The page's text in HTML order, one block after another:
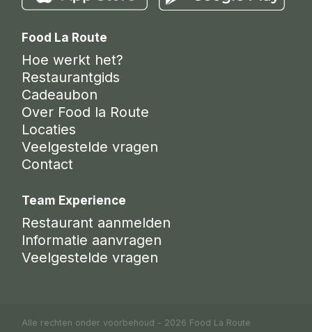
Food La Route
Hoe werkt het?
Restaurantgids
Cadeaubon
Over Food la Route
Locaties
Veelgestelde vragen
Contact
Team Experience
Restaurant aanmelden
Informatie aanvragen
Veelgestelde vragen
Alle rechten onder voorbehoud - 2026 Food La Route